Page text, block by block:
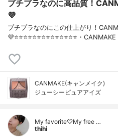
プチプラなのに高品質！
💜
プチプラなのにこの仕上がり！
💜⭐️⭐️⭐️⭐️⭐️⭐️⭐️⭐️⭐️⭐️⭐️⭐️⭐️⭐️・
CANMAKE(キャンメイク)
ジューシーピュアアイズ
My favorite♡My free …
thihi